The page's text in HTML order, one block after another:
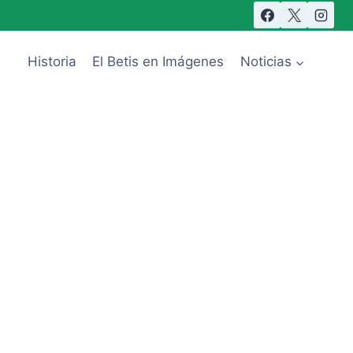
Historia El Betis en Imágenes Noticias